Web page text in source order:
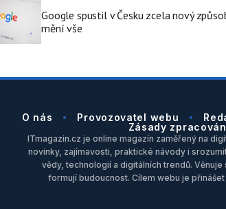
Google spustil v Česku zcela nový
mění vše
O nás Provozovatel webu
Zásady
ITmagazin.cz je online magazín zaměřený na
novinky, zajímavosti, praktické návody i
vědy, technologií a digitálních trendů.
formují budoucnost. Cílem webu je